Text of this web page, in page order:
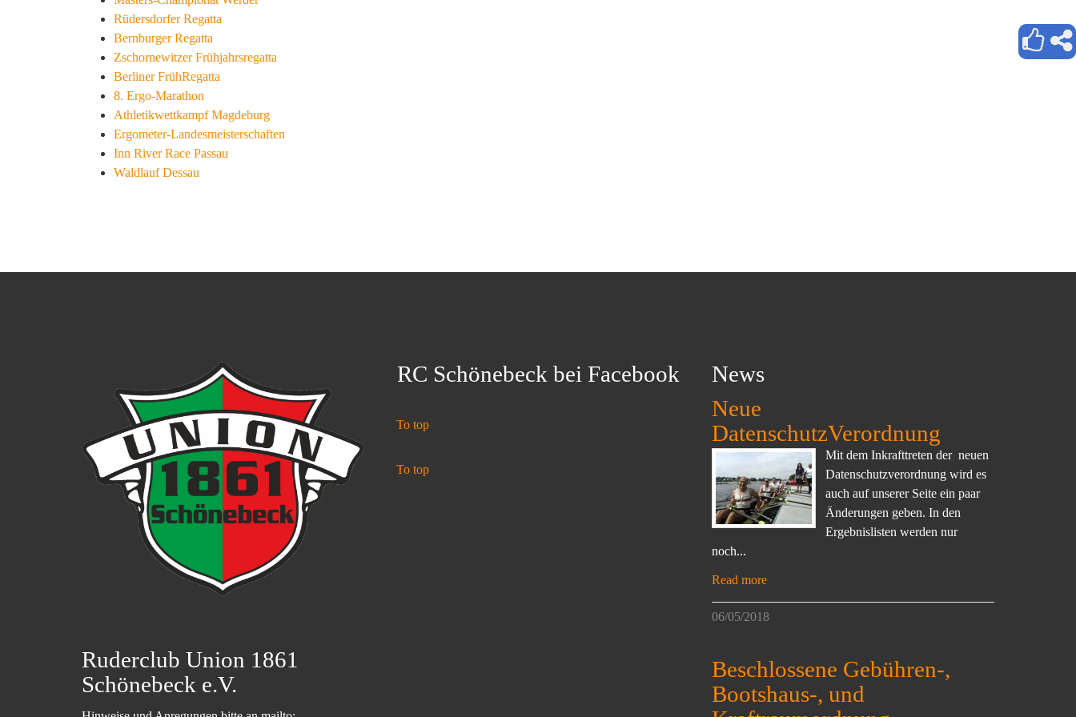
Rüdersdorfer Regatta
Bernburger Regatta
Zschornewitzer Frühjahrsregatta
Berliner FrühRegatta
8. Ergo-Marathon
Athletikwettkampf Magdeburg
Ergometer-Landesmeisterschaften
Inn River Race Passau
Waldlauf Dessau
Ruderclub Union 1861
Schönebeck e.V.
RC Schönebeck bei Facebook
To top
To top
News
Neue
DatenschutzVerordnung
Mit dem Inkrafttreten der neuen
Datenschutzverordnung wird es
auch auf unserer Seite ein paar
Änderungen geben. In den
Ergebnislisten werden nur
noch...
Read more
06/05/2018
Beschlossene Gebühren-,
Bootshaus-, und